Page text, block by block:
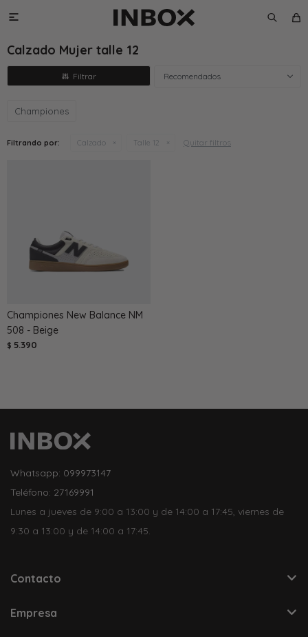

Calzado Mujer talle 12
Recomendados
Championes
Filtrando por: Calzado Talle 12 Quitar filtros
Championes New Balance NM
508 - Beige
$ 5.390
Whatsapp: 099973147
Teléfono: 27169991
Lunes a jueves de 9:00 a 13:00 y de 14:00 a 17:45, viernes de
9:30 a 13:00 y de 14:00 a 17:45.
Contacto
Empresa